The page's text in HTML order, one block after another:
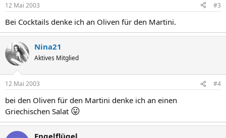
12 Mai 2003 #3
Bei Cocktails denke ich an Oliven für den Martini.
Nina21
Aktives Mitglied
12 Mai 2003 #4
bei den Oliven für den Martini denke ich an einen
Griechischen Salat 😛
Engelflügel